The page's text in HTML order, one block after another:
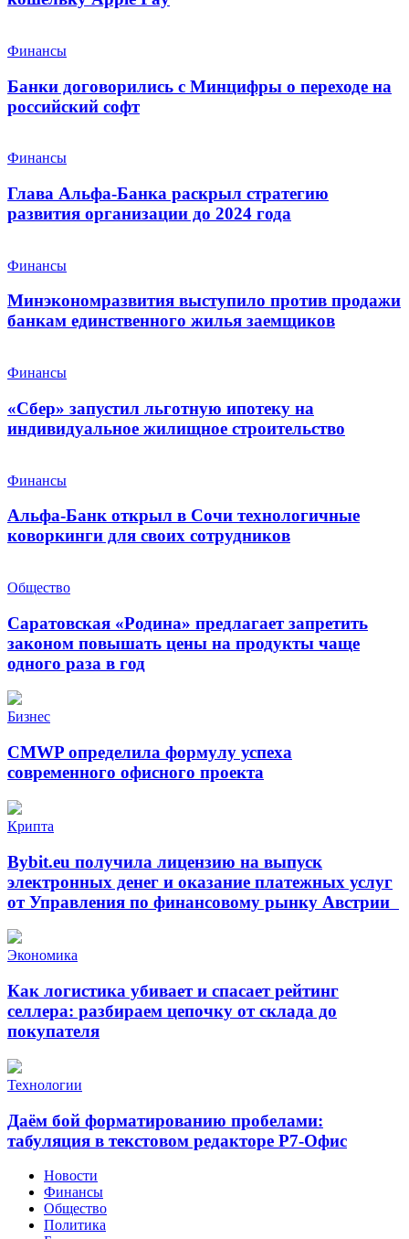
Финансы
Банки договорились с Минцифры о переходе на
российский софт
Финансы
Глава Альфа-Банка раскрыл стратегию
развития организации до 2024 года
Финансы
Минэкономразвития выступило против продажи
банкам единственного жилья заемщиков
Финансы
«Сбер» запустил льготную ипотеку на
индивидуальное жилищное строительство
Финансы
Альфа-Банк открыл в Сочи технологичные
коворкинги для своих сотрудников
Общество
Саратовская «Родина» предлагает запретить
законом повышать цены на продукты чаще
одного раза в год
Бизнес
CMWP определила формулу успеха
современного офисного проекта
Крипта
Bybit.eu получила лицензию на выпуск
электронных денег и оказание платежных услуг
от Управления по финансовому рынку Австрии
Экономика
Как логистика убивает и спасает рейтинг
селлера: разбираем цепочку от склада до
покупателя
Технологии
Даём бой форматированию пробелами:
табуляция в текстовом редакторе Р7-Офис
Новости
Финансы
Общество
Политика